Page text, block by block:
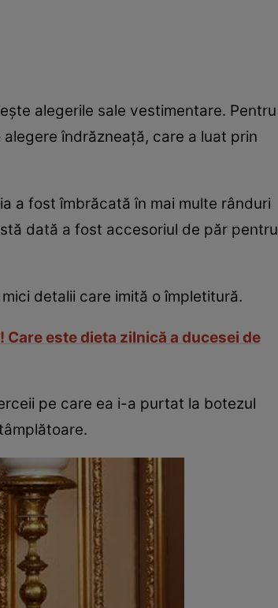
alegerile sale vestimentare. Pentru
îndrăzneaţă, care a luat prin
a fost îmbrăcată în mai multe rânduri
dată a fost accesoriul de păr pentru
detalii care imită o împletitură.
este dieta zilnică a ducesei de
pe care ea i-a purtat la botezul